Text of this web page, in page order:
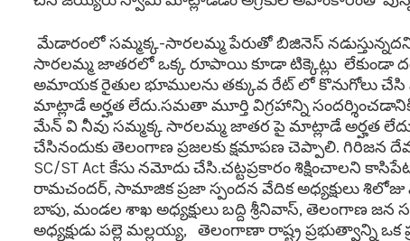
మేడారంలో సమ్మక్క-సారలమ్మ పేరుతో బిజినెస్
సారలమ్మ జాతరలో ఒక్క రూపాయి కూడా టిక్కెట్లు లేకుండా
అమాయక రైతుల భూములను తక్కువ రేట్ లో కొనుగోలు చేసి
మాట్లాడే అర్హత లేదు.సమతా మూర్తి విగ్రహాన్ని
మేన్ వి నీవు సమ్మక్క సారలమ్మ జాతర పై మాట్లాడే అర్హత
చేసినందుకు తెలంగాణ ప్రజలకు క్షమాపణ చెప్పాలి.
SC/ST Act కేసు నమోదు చేసి.చట్టప్రకారం శిక్షించాలని
రామచందర్, సామాజిక ప్రజా స్పందన వేదిక అధ్యక్షులు
బాపు, మండల శాఖ అధ్యక్షులు బద్ది శ్రీనివాస్, తెలంగాణ
అధ్యక్షుడు పల్లె మల్లయ్య, తెలంగాణా రాష్ట్ర ప్రభుత్వాన్ని